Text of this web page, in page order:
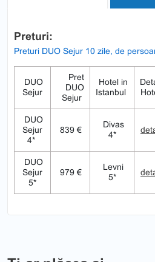
Preturi:
Preturi DUO Sejur 10 zile, de
DUO
Sejur
Pret
DUO
Sejur
Hotel in
Istanbul
DUO
Sejur
4*
839 €
Divas
4*
DUO
Sejur
5*
979 €
Levni
5*